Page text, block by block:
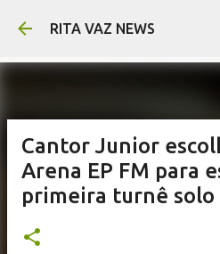
Pular para o
RITA VAZ NEWS
Cantor Junior
Arena EP FM para
primeira turnê solo